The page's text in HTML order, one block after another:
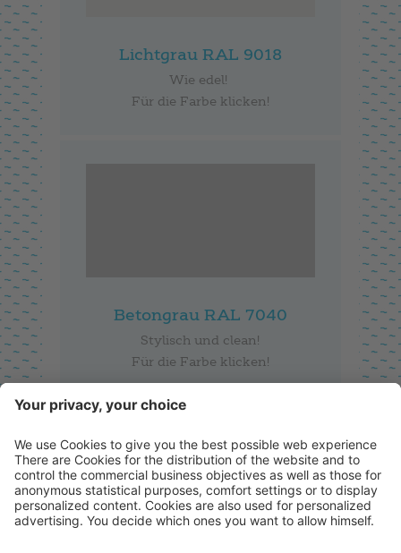
Lichtgrau RAL 9018
Wie edel!
Für die Farbe klicken!
Betongrau RAL 7040
Stylisch und clean!
Für die Farbe klicken!